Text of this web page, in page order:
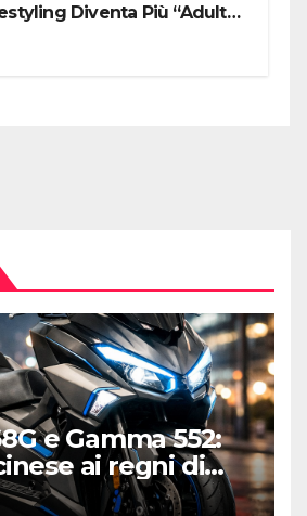
Diventa Più “Adulto”,
e Gamma 552:
ai regni di